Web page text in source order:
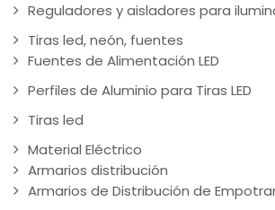
Reguladores y aisladores para
Tiras led, neón, fuentes
Fuentes de Alimentación LED
Perfiles de Aluminio para Tiras LED
Tiras led
Material Eléctrico
Armarios distribución
Armarios de Distribución de